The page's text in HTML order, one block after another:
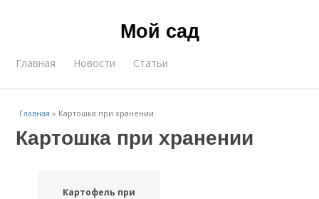
Мой сад
Главная Новости Статьи
Главная » Картошка при хранении
Картошка при хранении
Картофель при